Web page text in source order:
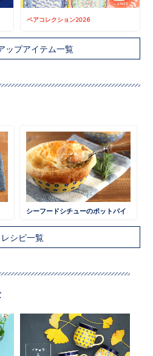
ペアコレクション2026
ップアイテム一覧
シーフードシチューのポットパイ
レシピ一覧